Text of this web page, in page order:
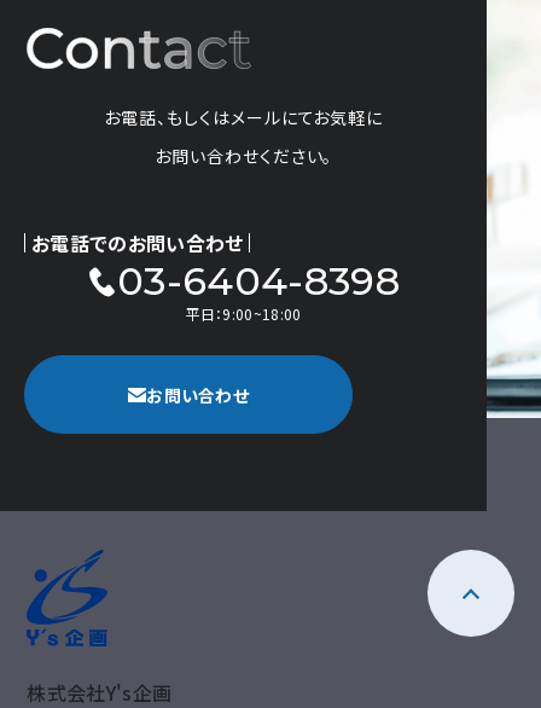
お電話、もしくはメールにてお気軽に
お問い合わせください。
お電話でのお問い合わせ
03-6404-8398
平日：9:00~18:00
お問い合わせ
株式会社Y's企画